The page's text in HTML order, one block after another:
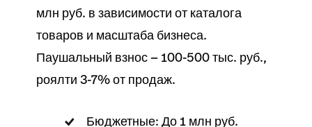
млн руб. в зависимости от каталога
товаров и масштаба бизнеса.
Паушальный взнос — 100-500 тыс. руб.,
роялти 3-7% от продаж.
Бюджетные: До 1 млн руб.